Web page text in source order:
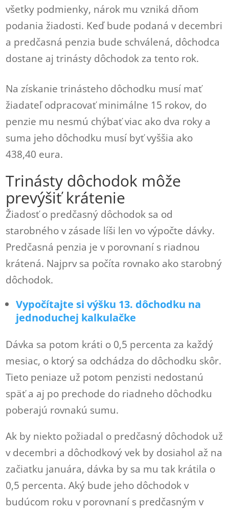
všetky podmienky, nárok mu vzniká dňom
podania žiadosti. Keď bude podaná v decembri
a predčasná penzia bude schválená, dôchodca
dostane aj trinásty dôchodok za tento rok.
Na získanie trinásteho dôchodku musí mať
žiadateľ odpracovať minimálne 15 rokov, do
penzie mu nesmú chýbať viac ako dva roky a
suma jeho dôchodku musí byť vyššia ako
438,40 eura.
Trinásty dôchodok môže
prevýšiť krátenie
Žiadosť o predčasný dôchodok sa od
starobného v zásade líši len vo výpočte dávky.
Predčasná penzia je v porovnaní s riadnou
krátená. Najprv sa počíta rovnako ako starobný
dôchodok.
Vypočítajte si výšku 13. dôchodku na
jednoduchej kalkulačke
Dávka sa potom kráti o 0,5 percenta za každý
mesiac, o ktorý sa odchádza do dôchodku skôr.
Tieto peniaze už potom penzisti nedostanú
späť a aj po prechode do riadneho dôchodku
poberajú rovnakú sumu.
Ak by niekto požiadal o predčasný dôchodok už
v decembri a dôchodkový vek by dosiahol až na
začiatku januára, dávka by sa mu tak krátila o
0,5 percenta. Aký bude jeho dôchodok v
budúcom roku v porovnaní s predčasným v